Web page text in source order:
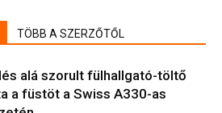
TÖBB A SZERZŐTŐL
alá szorult fülhallgató-töltő
a füstöt a Swiss A330-as